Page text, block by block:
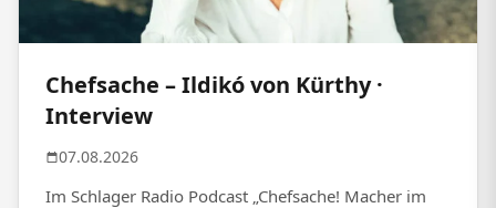
Chefsache – Ildikó von Kürthy ·
Interview
07.08.2026
Im Schlager Radio Podcast „Chefsache! Macher im